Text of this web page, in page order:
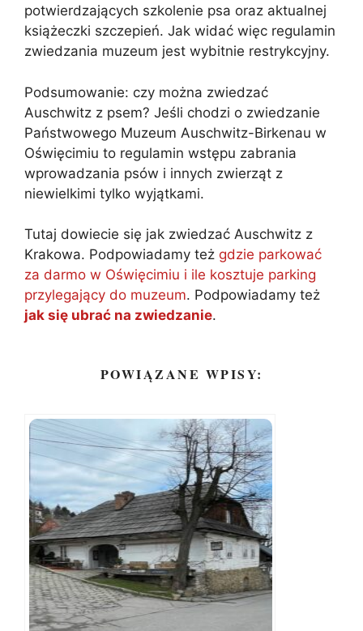
potwierdzających szkolenie psa oraz aktualnej
książeczki szczepień. Jak widać więc regulamin
zwiedzania muzeum jest wybitnie restrykcyjny.
Podsumowanie: czy można zwiedzać
Auschwitz z psem? Jeśli chodzi o zwiedzanie
Państwowego Muzeum Auschwitz-Birkenau w
Oświęcimiu to regulamin wstępu zabrania
wprowadzania psów i innych zwierząt z
niewielkimi tylko wyjątkami.
Tutaj dowiecie się jak zwiedzać Auschwitz z
Krakowa. Podpowiadamy też gdzie parkować
za darmo w Oświęcimiu i ile kosztuje parking
przylegający do muzeum. Podpowiadamy też
jak się ubrać na zwiedzanie.
POWIĄZANE WPISY: